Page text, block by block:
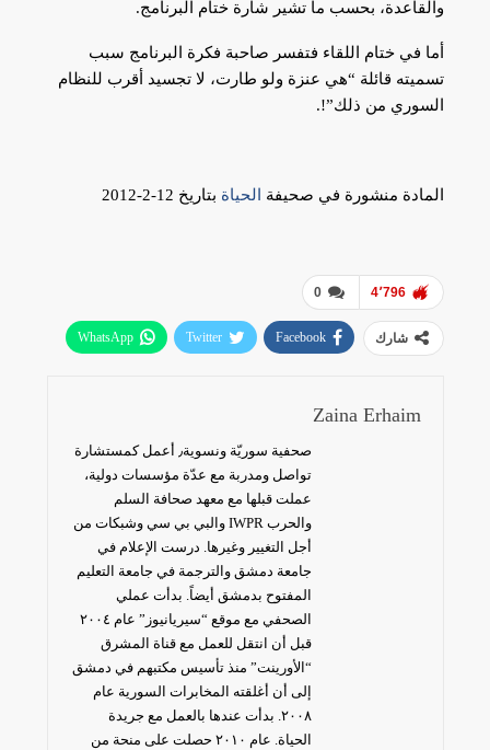
والقاعدة، بحسب ما تشير شارة ختام البرنامج.
أما في ختام اللقاء فتفسر صاحبة فكرة البرنامج سبب
تسميته قائلة “هي عنزة ولو طارت، لا تجسيد أقرب للنظام
السوري من ذلك”!.
المادة منشورة في صحيفة الحياة بتاريخ 12-2-2012
0 4٬796
شارك Facebook
Twitter
WhatsApp
Zaina Erhaim
صحفية سوريّة ونسوية٫ أعمل كمستشارة
تواصل ومدربة مع عدّة مؤسسات دولية،
عملت قبلها مع معهد صحافة السلم
والحرب IWPR والبي بي سي وشبكات من
أجل التغيير وغيرها. درست الإعلام في
جامعة دمشق والترجمة في جامعة التعليم
المفتوح بدمشق أيضاً. بدأت عملي
الصحفي مع موقع “سيريانيوز” عام ٢٠٠٤
قبل أن انتقل للعمل مع قناة المشرق
“الأورينت” منذ تأسيس مكتبهم في دمشق
إلى أن أغلقته المخابرات السورية عام
٢٠٠٨. بدأت عندها بالعمل مع جريدة
الحياة. عام ٢٠١٠ حصلت على منحة من